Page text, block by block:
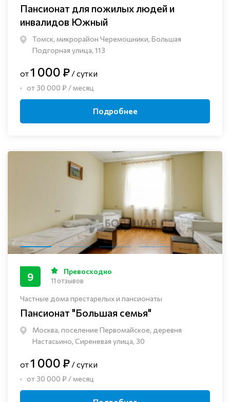
Пансионат для пожилых людей и
инвалидов Южный
Томск, микрорайон Черемошники, Большая
Подгорная улица, 113
от1 000 ₽ / сутки
от 30 000 ₽ / месяц
Подробнее
Частные дома престарелых и пансионаты
Пансионат "Большая семья"
Москва, поселение Первомайское, деревня
Настасьино, Сиреневая улица, 30
9 Превосходно
11 отзывов
от1 000 ₽ / сутки
от 30 000 ₽ / месяц